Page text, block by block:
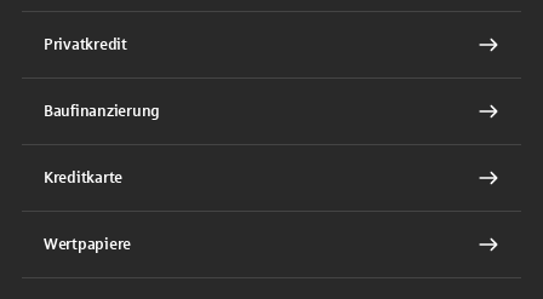
Privatkredit
Baufinanzierung
Kreditkarte
Wertpapiere